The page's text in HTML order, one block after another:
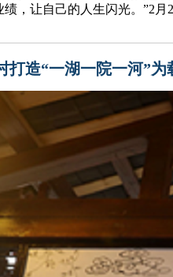
绩，让自己的人生闪光。”2
打造“一湖一院一河”